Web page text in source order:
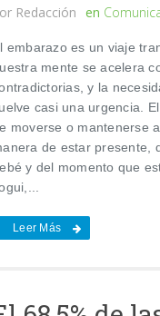
Redacción en
embarazo es un viaje
mente se acelera
y la
casi una urgencia.
moverse o mantenerse
de estar presente,
y del momento que
Leer Más